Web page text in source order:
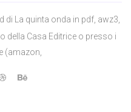
di La quinta onda in pdf, awz3,
della Casa Editrice o presso i
(amazon,